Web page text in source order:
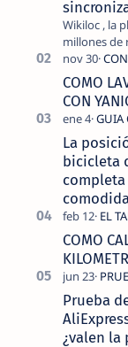
Wikiloc , la
millones de
COROS ,
reconocida
tecnolo…
COMO
CON
La
bicicleta
COMO
Prueba
¿valen la